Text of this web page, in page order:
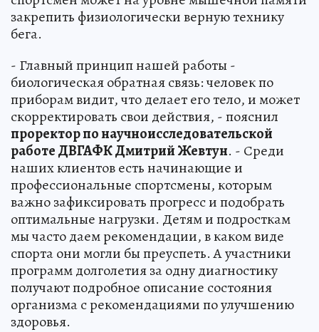
закрепить физиологически верную технику
бега.
- Главный принцип нашей работы -
биологическая обратная связь: человек по
приборам видит, что делает его тело, и может
скорректировать свои действия, - пояснил
проректор по научноисследовательской
работе ДВГАФК Дмитрий Жевтун. - Среди
наших клиентов есть начинающие и
профессиональные спортсмены, которым
важно зафиксировать прогресс и подобрать
оптимальные нагрузки. Детям и подросткам
мы часто даем рекомендации, в каком виде
спорта они могли бы преуспеть. А участники
программ долголетия за одну диагностику
получают подробное описание состояния
организма с рекомендациями по улучшению
здоровья.